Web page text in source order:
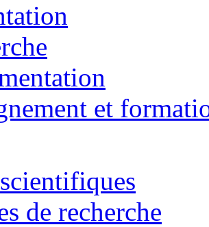
et
de recherche